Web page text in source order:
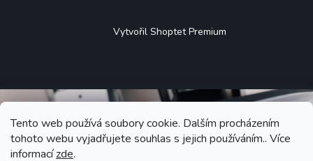
Tento web používá soubory cookie. Dalším procházením
tohoto webu vyjadřujete souhlas s jejich používáním.. Více
informacízde.
Vytvořil Shoptet Premium